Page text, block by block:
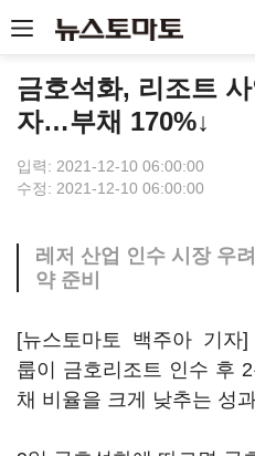
금호석화, 리조트
자…부채 170%↓
입력: 2021-12-10 06:00:00
수정: 2021-12-10 06:00:00
레저 산업 인수 시장 우
약 준비
[뉴스토마토 백주아 기자]
룹이 금호리조트 인수 후
채 비율을 크게 낮추는 성